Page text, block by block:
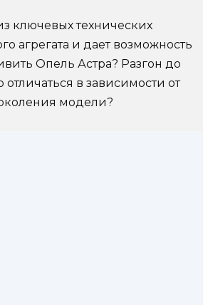
ключевых технических
агрегата и дает возможность
Опель Астра? Разгон до
в зависимости от
модели?